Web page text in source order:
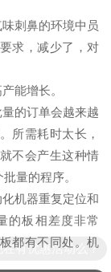
刺鼻的环境中员
求，减少了，对
能增长。
的订单会越来越
所需耗时太长，
不会产生这种情
量的程序。
机器重复定位和
的板相差度非常
都有不同处。机
在有优惠活动么？